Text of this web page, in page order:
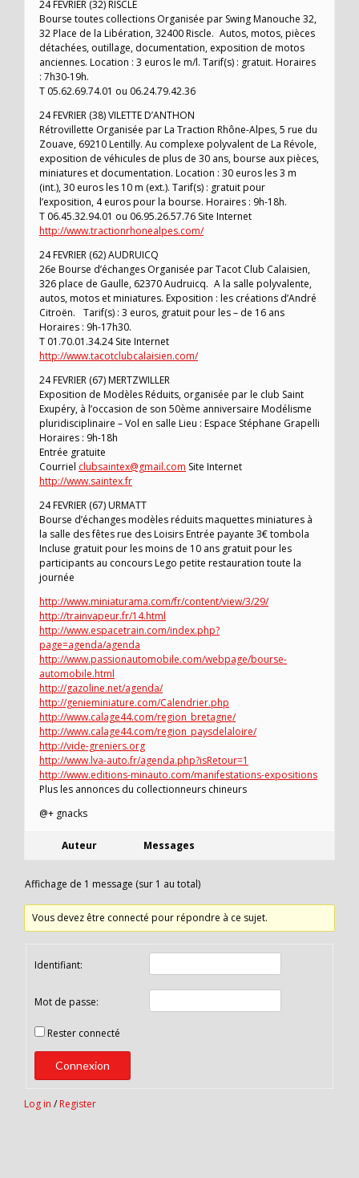
24 FEVRIER (32) RISCLE
Bourse toutes collections Organisée par Swing Manouche 32,
32 Place de la Libération, 32400 Riscle. Autos, motos, pièces
détachées, outillage, documentation, exposition de motos
anciennes. Location : 3 euros le m/l. Tarif(s) : gratuit. Horaires
: 7h30-19h.
T 05.62.69.74.01 ou 06.24.79.42.36
24 FEVRIER (38) VILETTE D’ANTHON
Rétrovillette Organisée par La Traction Rhône-Alpes, 5 rue du
Zouave, 69210 Lentilly. Au complexe polyvalent de La Révole,
exposition de véhicules de plus de 30 ans, bourse aux pièces,
miniatures et documentation. Location : 30 euros les 3 m
(int.), 30 euros les 10 m (ext.). Tarif(s) : gratuit pour
l’exposition, 4 euros pour la bourse. Horaires : 9h-18h.
T 06.45.32.94.01 ou 06.95.26.57.76 Site Internet
http://www.tractionrhonealpes.com/
24 FEVRIER (62) AUDRUICQ
26e Bourse d’échanges Organisée par Tacot Club Calaisien,
326 place de Gaulle, 62370 Audruicq. A la salle polyvalente,
autos, motos et miniatures. Exposition : les créations d’André
Citroën. Tarif(s) : 3 euros, gratuit pour les – de 16 ans
Horaires : 9h-17h30.
T 01.70.01.34.24 Site Internet
http://www.tacotclubcalaisien.com/
24 FEVRIER (67) MERTZWILLER
Exposition de Modèles Réduits, organisée par le club Saint
Exupéry, à l’occasion de son 50ème anniversaire Modélisme
pluridisciplinaire – Vol en salle Lieu : Espace Stéphane Grapelli
Horaires : 9h-18h
Entrée gratuite
Courriel clubsaintex@gmail.com Site Internet
http://www.saintex.fr
24 FEVRIER (67) URMATT
Bourse d’échanges modèles réduits maquettes miniatures à
la salle des fêtes rue des Loisirs Entrée payante 3€ tombola
Incluse gratuit pour les moins de 10 ans gratuit pour les
participants au concours Lego petite restauration toute la
journée
http://www.miniaturama.com/fr/content/view/3/29/
http://trainvapeur.fr/14.html
http://www.espacetrain.com/index.php?
page=agenda/agenda
http://www.passionautomobile.com/webpage/bourse-
automobile.html
http://gazoline.net/agenda/
http://genieminiature.com/Calendrier.php
http://www.calage44.com/region_bretagne/
http://www.calage44.com/region_paysdelaloire/
http://vide-greniers.org
http://www.lva-auto.fr/agenda.php?isRetour=1
http://www.editions-minauto.com/manifestations-expositions
Plus les annonces du collectionneurs chineurs
@+ gnacks
Auteur Messages
Affichage de 1 message (sur 1 au total)
Vous devez être connecté pour répondre à ce sujet.
Identifiant:
Mot de passe:
Rester connecté
Connexion
Log in / Register